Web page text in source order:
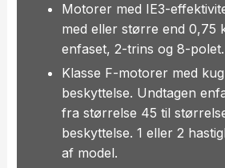
Motorer med IE3-
med eller større end 0,75
enfaset, 2-trins og 8-polet.
Klasse F-motorer med
beskyttelse. Undtagen
fra størrelse 45 til
beskyttelse. 1 eller 2
af model.